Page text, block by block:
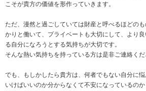
こそが貴方の価値を形作っていきます。
ただ、漫然と過ごしていては財産と呼べるほどの
かりと働いて、プライベートも大切にして、より
る自分になろうとする気持ちが大切です。
そんな熱い気持ちを持っている方は是非ご連絡くだ
でも、もしかしたら貴方は、何者でもない自分に
いけばいいのか分からなくて不安になっているの